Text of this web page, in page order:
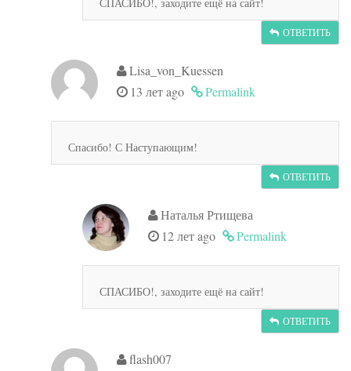
ОТВЕТИТЬ
Lisa_von_Kuessen
13 лет ago
Permalink
Спасибо! С Наступающим!
ОТВЕТИТЬ
Наталья Ртищева
12 лет ago
Permalink
СПАСИБО!, заходите ещё на сайт!
ОТВЕТИТЬ
flash007